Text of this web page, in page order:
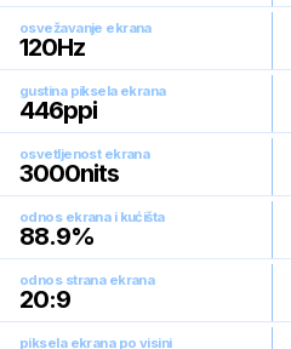
osvežavanje ekrana
120Hz
gustina piksela ekrana
446ppi
osvetljenost ekrana
3000nits
odnos ekrana i kućišta
88.9%
odnos strana ekrana
20:9
piksela ekrana po visini